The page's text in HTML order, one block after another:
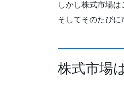
しかし株式市場は
そしてそのたびに
株式市場